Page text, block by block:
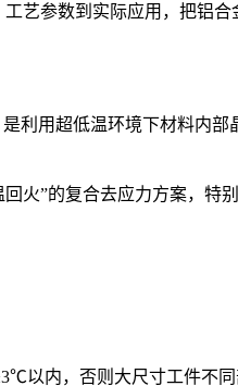
艺参数到实际应用，把铝
利用超低温环境下材料内部
火”的复合去应力方案，特
以内，否则大尺寸工件不